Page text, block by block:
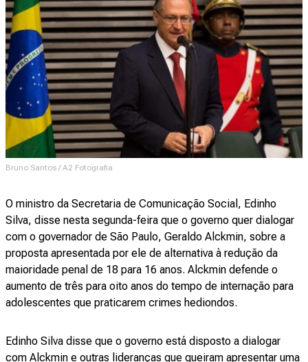
Bruno Santos / A2 Fotografia
O ministro da Secretaria de Comunicação Social, Edinho
Silva, disse nesta segunda-feira que o governo quer dialogar
com o governador de São Paulo, Geraldo Alckmin, sobre a
proposta apresentada por ele de alternativa à redução da
maioridade penal de 18 para 16 anos. Alckmin defende o
aumento de três para oito anos do tempo de internação para
adolescentes que praticarem crimes hediondos.
Edinho Silva disse que o governo está disposto a dialogar
com Alckmin e outras lideranças que queiram apresentar uma